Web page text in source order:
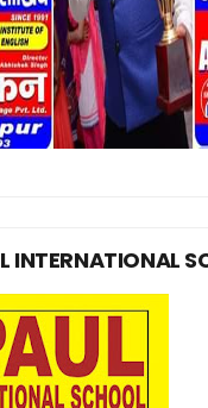
INTERNATIONAL